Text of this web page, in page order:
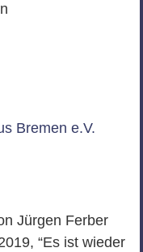
Bremen e.V.
Jürgen Ferber
“Es ist wieder